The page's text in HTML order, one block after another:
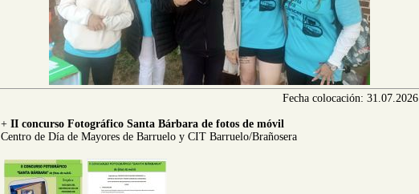
Fecha colocación: 31.07.2026
+ II concurso Fotográfico Santa Bárbara de fotos de móvil
Centro de Día de Mayores de Barruelo y CIT Barruelo/Brañosera